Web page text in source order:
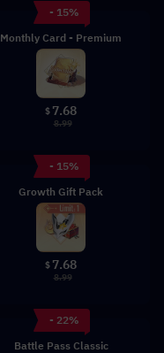
- 15%
Monthly Card - Premium
$ 7.68
8.99
- 15%
Growth Gift Pack
$ 7.68
8.99
- 22%
Battle Pass Classic